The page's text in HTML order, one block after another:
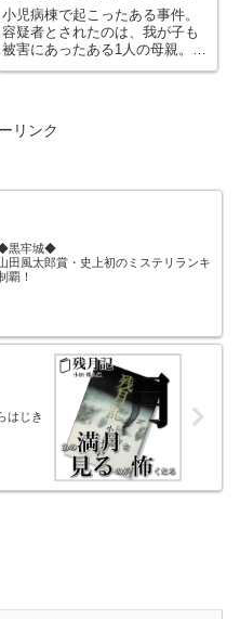
会った
小児病棟で起こったある事件。
容疑者とされたのは、我が子も
被害にあったある1人の母親。逮
捕された母親は、看病に励む我
ステリー作品！
リンク
◆黒牢城◆
田風太郎賞・史上初のミステリランキ
覇！
はじき